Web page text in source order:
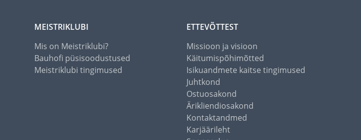
MEISTRIKLUBI
Mis on Meistriklubi?
Bauhofi püsisoodustused
Meistriklubi tingimused
ETTEVÕTTEST
Missioon ja visioon
Käitumispõhimõtted
Isikuandmete kaitse tingimused
Juhtkond
Ostuosakond
Ärikliendiosakond
Kontaktandmed
Karjäärileht